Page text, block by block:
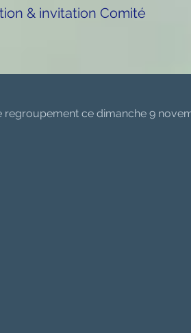
& invitation Comité
regroupement ce dimanche 9